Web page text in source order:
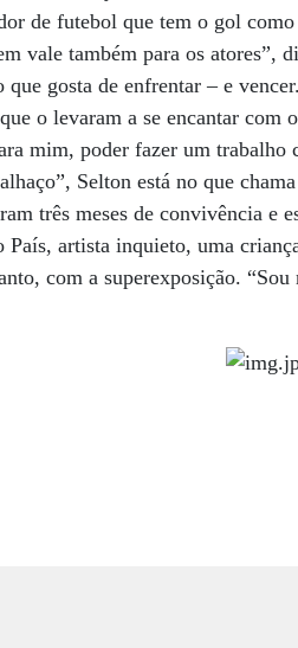
de futebol que tem o gol
vale também para os atores”,
que gosta de enfrentar – e
o levaram a se encantar com
mim, poder fazer um trabalho
Selton está no que
três meses de convivência e
País, artista inquieto, uma
com a superexposição.